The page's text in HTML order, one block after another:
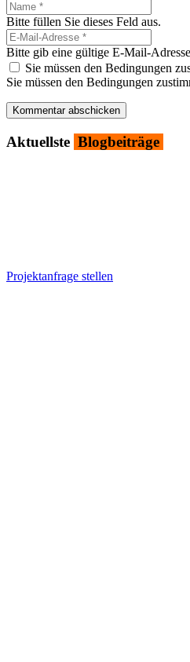
Bitte füllen Sie dieses Feld aus.
Bitte gib eine gültige E-Mail-
Sie müssen den Bedingungen
Sie müssen den Bedingungen
Kommentar abschicken
Aktu­ells­te Blog­bei­trä­ge
Projektanfrage stellen